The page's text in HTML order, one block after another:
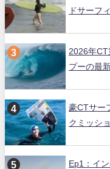
ドサーフ
2026年
プーの最
豪CTサー
クミッシ
Ep1：イ